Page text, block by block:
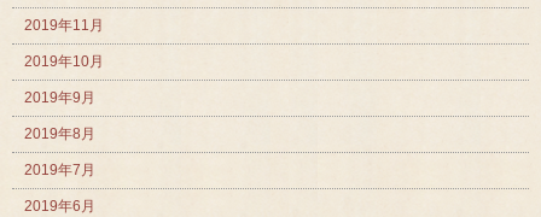
2019年11月
2019年10月
2019年9月
2019年8月
2019年7月
2019年6月